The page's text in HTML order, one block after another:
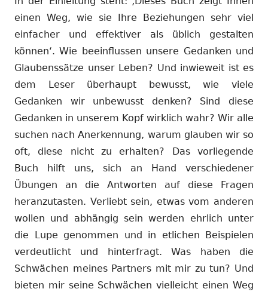
einen Weg, wie sie Ihre Beziehungen sehr viel
einfacher und effektiver als üblich gestalten
können‘. Wie beeinflussen unsere Gedanken und
Glaubenssätze unser Leben? Und inwieweit ist es
dem Leser überhaupt bewusst, wie viele
Gedanken wir unbewusst denken? Sind diese
Gedanken in unserem Kopf wirklich wahr? Wir alle
suchen nach Anerkennung, warum glauben wir so
oft, diese nicht zu erhalten? Das vorliegende
Buch hilft uns, sich an Hand verschiedener
Übungen an die Antworten auf diese Fragen
heranzutasten. Verliebt sein, etwas vom anderen
wollen und abhängig sein werden ehrlich unter
die Lupe genommen und in etlichen Beispielen
verdeutlicht und hinterfragt. Was haben die
Schwächen meines Partners mit mir zu tun? Und
bieten mir seine Schwächen vielleicht einen Weg